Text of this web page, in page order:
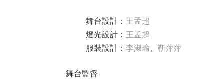
舞台設計： 王孟超
燈光設計： 王孟超
服裝設計： 李淑瑜 靳萍萍
舞台監督